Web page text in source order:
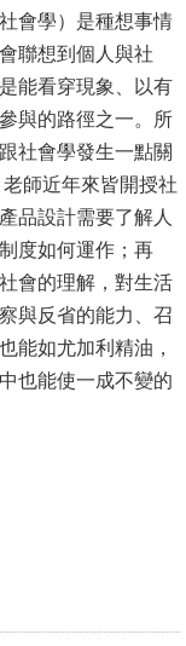
會學）是種想事情
聯想到個人與社
能看穿現象、以有
與的路徑之一。所
社會學發生一點關
師近年來皆開授社
品設計需要了解人
度如何運作；再
會的理解，對生活
與反省的能力、召
能如尤加利精油，
也能使一成不變的